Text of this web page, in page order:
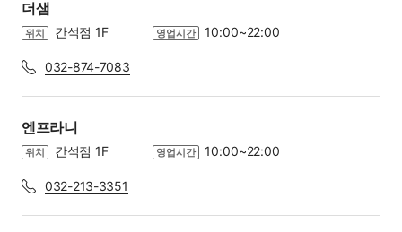
더샘
위치 간석점 1F 영업시간 10:00~22:00
032-874-7083
엔프라니
위치 간석점 1F 영업시간 10:00~22:00
032-213-3351